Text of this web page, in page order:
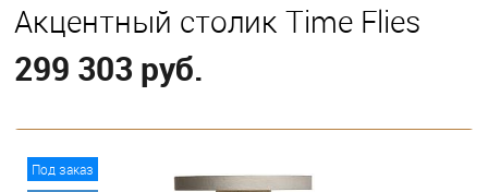
Акцентный столик Time Flies
299 303 руб.
Под заказ